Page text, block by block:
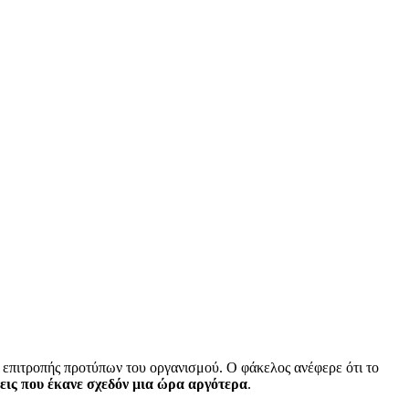
προτύπων του οργανισμού. Ο φάκελος ανέφερε ότι το
που έκανε σχεδόν μια ώρα αργότερα.